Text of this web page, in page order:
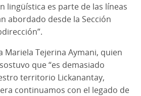
lingüística es parte de las líneas
abordado desde la Sección
Tejerina Aymani, quien
que “es demasiado
territorio Lickanantay,
continuamos con el legado de